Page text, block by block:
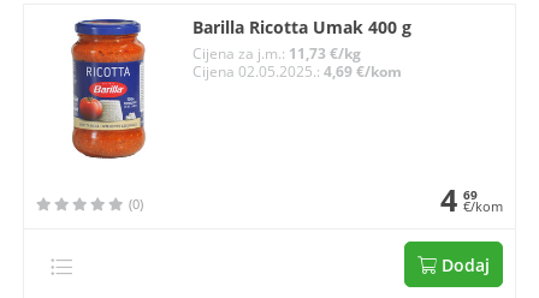
Barilla Ricotta Umak 400 g
Cijena za j.m.: 11,73 €/kg
Cijena 02.05.2025.:4,69 €/kom
(0) 4 69
€/kom
Dodaj